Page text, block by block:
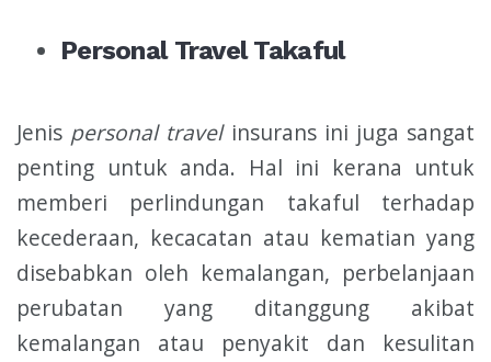
Personal Travel Takaful
Jenis personal travelinsurans ini juga sangat
penting untuk anda. Hal ini kerana untuk
memberi perlindungan takaful terhadap
kecederaan, kecacatan atau kematian yang
disebabkan oleh kemalangan, perbelanjaan
perubatan yang ditanggung akibat
kemalangan atau penyakit dan kesulitan